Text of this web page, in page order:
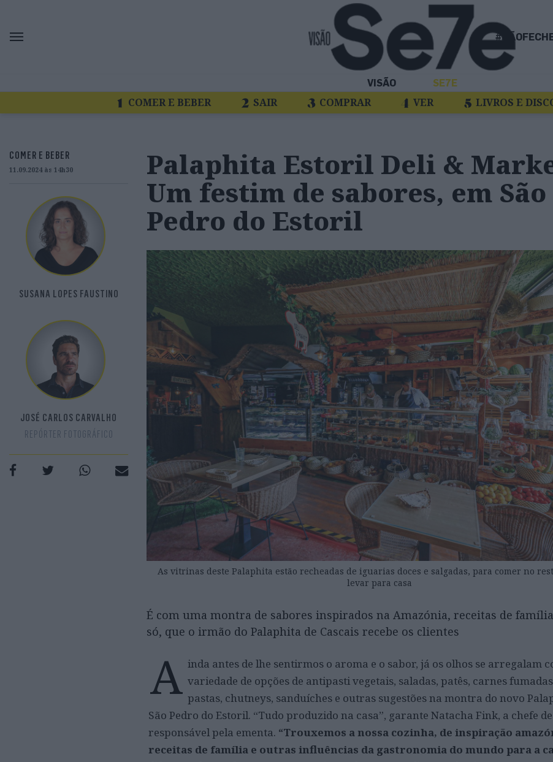
VISÃO SE7E
COMER E BEBER SAIR COMPRAR VER LIVROS E
COMER E BEBER
11.09.2024 às 14h30
SUSANA LOPES FAUSTINO
JOSÉ CARLOS CARVALHO
REPÓRTER FOTOGRÁFICO
Palaphita Estoril Deli &
Um festim de sabores, em São
Pedro do Estoril
As vitrinas deste Palaphita estão recheadas de iguarias doces e salgadas, para comer no
levar para casa
É com uma montra de sabores inspirados na Amazónia, receitas de
só, que o irmão do Palaphita de Cascais recebe os clientes
A inda antes de lhe sentirmos o aroma e o sabor, já os olhos se arregalam
variedade de opções de antipasti vegetais, saladas, patês, carnes
pastas, chutneys, sanduíches e outras sugestões na montra do novo
São Pedro do Estoril. “Tudo produzido na casa”, garante Natacha Fink, a chefe
responsável pela ementa. “Trouxemos a nossa cozinha, de inspiração
receitas de família e outras influências da gastronomia do mundo para a